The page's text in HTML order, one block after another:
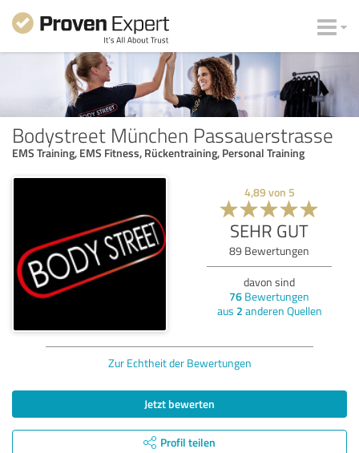
Bodystreet München Passauerstrasse
EMS Training, EMS Fitness, Rückentraining, Personal Training
4,89von 5
SEHR GUT
89 Bewertungen
davon sind
76 Bewertungen
aus 2 anderen Quellen
Zur Echtheit der Bewertungen
Jetzt bewerten
Profil teilen